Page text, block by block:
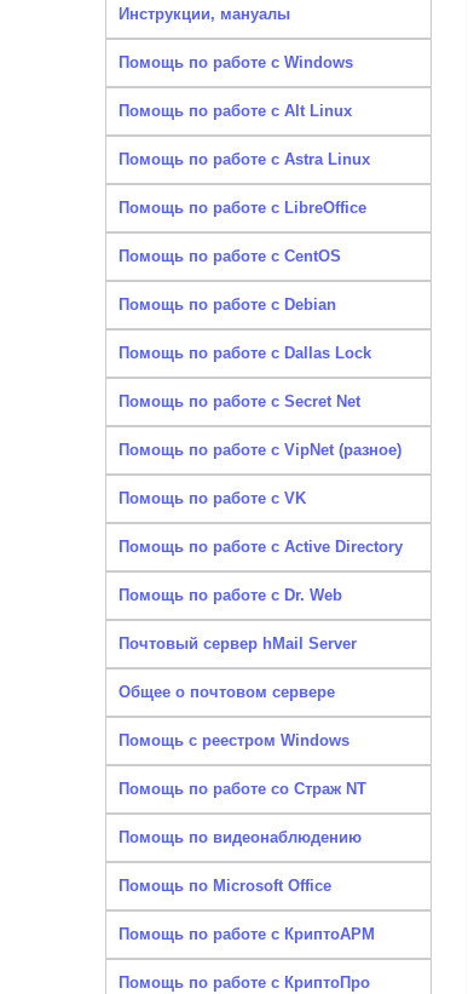
Инструкции, мануалы
Помощь по работе с Windows
Помощь по работе с Alt Linux
Помощь по работе с Astra Linux
Помощь по работе с LibreOffice
Помощь по работе с CentOS
Помощь по работе с Debian
Помощь по работе с Dallas Lock
Помощь по работе с Secret Net
Помощь по работе с VipNet (разное)
Помощь по работе с VK
Помощь по работе с Active Directory
Помощь по работе с Dr. Web
Почтовый сервер hMail Server
Общее о почтовом сервере
Помощь с реестром Windows
Помощь по работе со Страж NT
Помощь по видеонаблюдению
Помощь по Microsoft Office
Помощь по работе с КриптоАРМ
Помощь по работе с КриптоПро